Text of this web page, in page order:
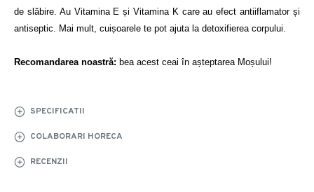
de slăbire. Au Vitamina E și Vitamina K care au efect antiiflamator și
antiseptic. Mai mult, cuișoarele te pot ajuta la detoxifierea corpului.
Recomandarea noastră: bea acest ceai în așteptarea Moșului!
SPECIFICATII
COLABORARI HORECA
RECENZII